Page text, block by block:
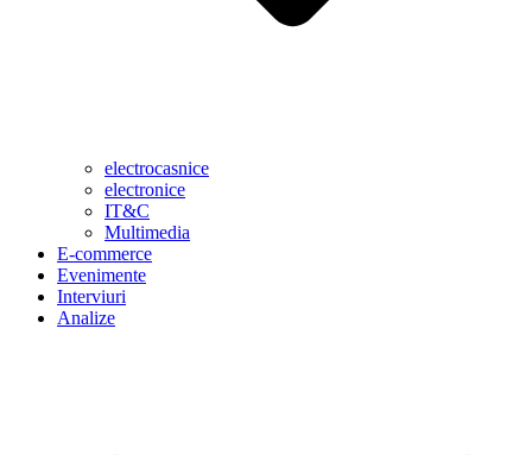
electrocasnice
electronice
IT&C
Multimedia
E-commerce
Evenimente
Interviuri
Analize